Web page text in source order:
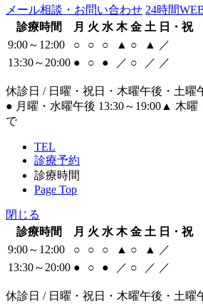
メール相談・お問い合わせ 24時間
診療時間
月 火 水 木 金 土 日・祝
9:00～12:00
○ ○ ○ ▲ ○ ▲
／
13:30～20:00 ● ○ ● ／ ○ ／ ／
休診日 / 日曜・祝日・木曜午後・土曜
● 月曜・水曜午後 13:30～19:00 ▲ 木曜
で
TEL
診療予約
診療時間
Page Top
閉じる
診療時間
月 火 水 木 金 土 日・祝
9:00～12:00
○ ○ ○ ▲ ○ ▲
／
13:30～20:00 ● ○ ● ／ ○ ／ ／
休診日 / 日曜・祝日・木曜午後・土曜